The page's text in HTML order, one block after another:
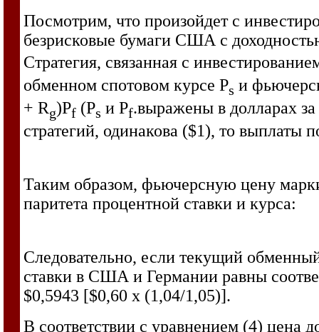
Посмотрим, что произойдет с
безрисковые бумаги США с
Стратегия, связанная с
обменном спотовом курсе Ps и
+ Rg)Pf (Рs и Pf.выражены в долларах за
стратегий, одинакова ($1), то
Таким образом, фьючерсную цену
паритета процентной ставки и курса:
Следовательно, если текущий
ставки в США и Германии равны
$0,5943 [$0,60 х (1,04/1,05)].
В соответствии с уравнением (4) цена